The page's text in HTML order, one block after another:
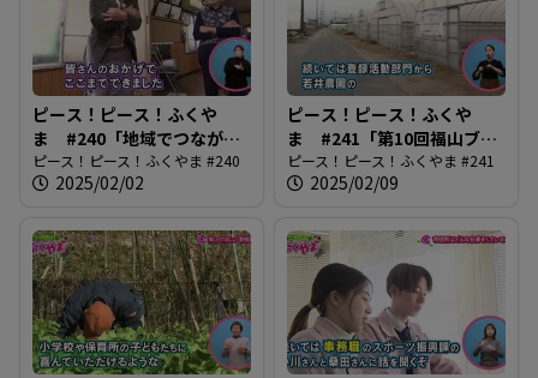
ピース！ピース！ふくや
ま #240「地域でつながる
百歳体操」
ピース！ピース！ふくやま #240
2025/02/02
ピース！ピース！ふくや
ま #241「第10回福山ブラ
ンド決定！」
ピース！ピース！ふくやま #241
2025/02/09